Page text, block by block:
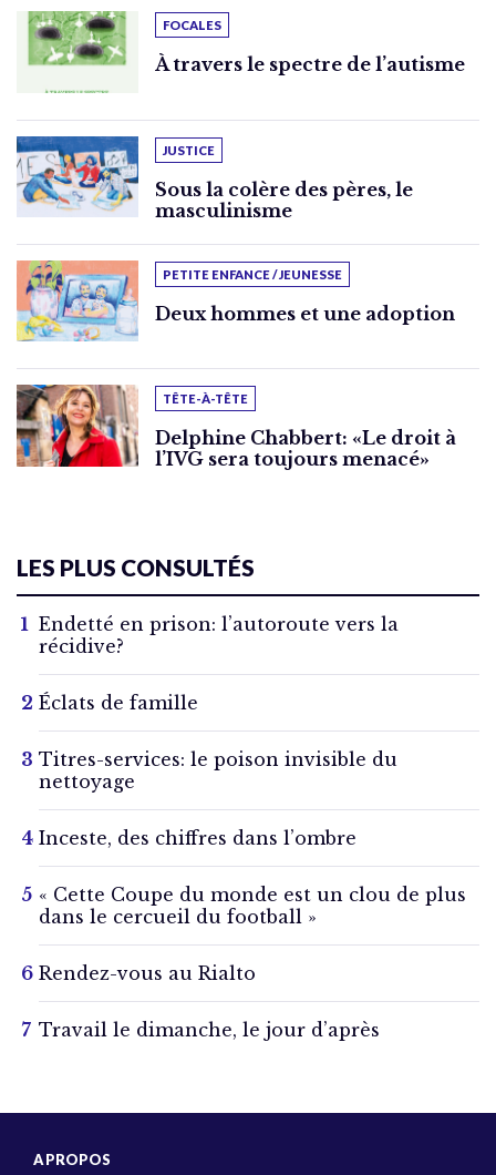
FOCALES
À travers le spectre de l’autisme
JUSTICE
Sous la colère des pères, le
masculinisme
PETITE ENFANCE / JEUNESSE
Deux hommes et une adoption
TÊTE-À-TÊTE
Delphine Chabbert: «Le droit à
l’IVG sera toujours menacé»
LES PLUS CONSULTÉS
Endetté en prison: l’autoroute vers la
récidive?
Éclats de famille
Titres-services: le poison invisible du
nettoyage
Inceste, des chiffres dans l’ombre
« Cette Coupe du monde est un clou de plus
dans le cercueil du football »
Rendez-vous au Rialto
Travail le dimanche, le jour d’après
A PROPOS